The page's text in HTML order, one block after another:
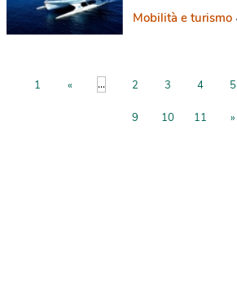
Mobilità e turismo
1 « ... 2 3 4 5
9 10 11 »